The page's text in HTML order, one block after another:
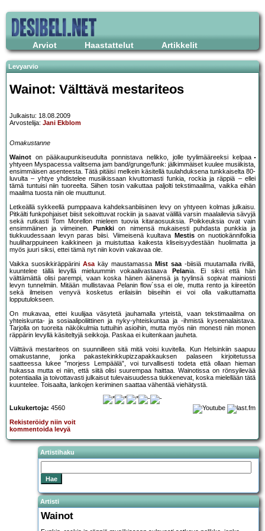
Arviot Haastattelut Artikkelit
Levyarvio
Wainot: Välttävä mestariteos
Julkaistu: 18.08.2009
Arvostelija: Jani Ekblom
Omakustanne
Wainot on pääkaupunkiseudulta ponnistava nelikko, jolle tyylimääreeksi kelpaa
yhtyeen Myspacessa valitsema jam band/grunge/funk: jälkimmäiset kuulee musiikista,
ensimmäisen asenteesta. Tätä pitäisi melkein käsitellä tuulahduksena tunkkaiselta 80-
luvulta – yhtye yhdistelee musiikissaan kivuttomasti funkia, rockia ja räppiä – ellei
tämä tuntuisi niin tuoreelta. Siihen tosin vaikuttaa paljolti tekstimaailma, vaikka eihän
maailma tuosta niin ole muuttunut.
Letkeällä sykkeellä pumppaava kahdeksanbiisinen levy on yhtyeen kolmas julkaisu.
Pitkälti funkpohjaiset biisit sekoittuvat rockiin ja saavat välillä varsin maalailevia sävyjä
sekä rutkasti Tom Morellon mieleen tuovia kitaraosuuksia. Poikkeuksia ovat vain
ensimmäinen ja viimeinen.
Punkki on nimensä mukaisesti puhdasta punkkia ja
tiukkuudessaan levyn paras biisi. Viimeisenä kuultava
Mestison nuotiokännifolkia
huuliharppuineen kaikkineen ja muistuttaa kaikesta kliseisyydestään huolimatta ja
myös juuri siksi, ettei tämä nyt niin kovin vakavaa ole.
Vaikka suosikkiräppärini Asakäy maustamassa Mist saa-biisiä muutamalla rivillä,
kuuntelee tällä levyllä mieluummin vokaalivastaava
Pelania. Ei siksi että hän
välttämättä olisi parempi, vaan koska hänen äänensä ja tyylinsä sopivat mainiosti
levyn tunnelmiin. Mitään mullistavaa Pelanin flow´ssa ei ole, mutta rento ja kiireetön
sekä ilmeisen venyvä kosketus erilaisiin biiseihin ei voi olla vaikuttamatta
lopputulokseen.
On mukavaa, ettei kuulijaa väsytetä jauhamalla yrteistä, vaan tekstimaailma on
yhteiskunta- ja sosiaalipoliittinen ja nyky-yhteiskuntaa ja -ihmistä kyseenalaistava.
Tarjolla on tuoreita näkökulmia tuttuihin asioihin, mutta myös niin monesti niin monen
räppärin levyllä käsiteltyjä seikkoja. Paskaa ei kuitenkaan jauheta.
Välttävä mestariteos on suunnilleen sitä mitä voisi kuvitella. Kun Helsinkiin saapuu
omakustanne, jonka pakastekinkkupizzapakkauksen palaseen kirjoitetussa
saatteessa lukee ”morjess Lempäälä”, voi turvallisesti todeta että ollaan hieman
hukassa mutta ei niin, että siitä olisi suurempaa haittaa. Wainotissa on rönsyilevää
potentiaalia ja toivottavasti julkaisut tulevaisuudessa tiukkenevat, koska mielellään tätä
kuuntelee. Toisaalta, lankojen keriminen saattaa vähentää viehätystä.
Lukukertoja: 4560
Rekisteröidy niin voit
kommentoida levyä
Artistihaku
Artisti
Wainot